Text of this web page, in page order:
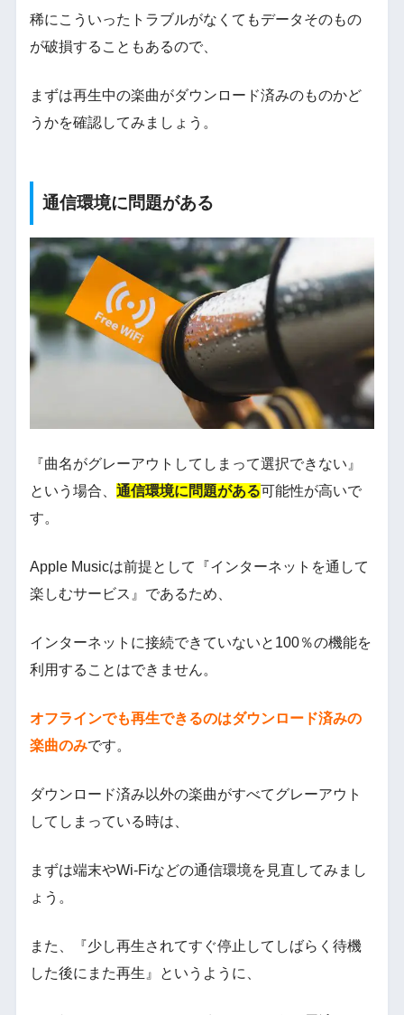
稀にこういったトラブルがなくてもデータそのもの
が破損することもあるので、
まずは再生中の楽曲がダウンロード済みのものかど
うかを確認してみましょう。
通信環境に問題がある
『曲名がグレーアウトしてしまって選択できない』
という場合、 通信環境に問題がある可能性が高いで
す。
Apple Musicは前提として『インターネットを通して
楽しむサービス』であるため、
インターネットに接続できていないと100％の機能を
利用することはできません。
オフラインでも再生できるのはダウンロード済みの
楽曲のみです。
ダウンロード済み以外の楽曲がすべてグレーアウト
してしまっている時は、
まずは端末やWi-Fiなどの通信環境を見直してみまし
ょう。
また、『少し再生されてすぐ停止してしばらく待機
した後にまた再生』というように、